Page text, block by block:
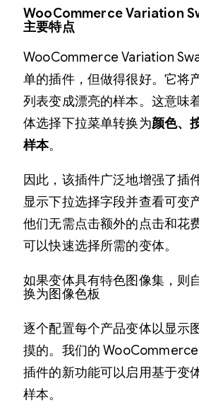
WooCommerce Variation
主要特点
WooCommerce Variation
单的插件，但做得很好。它将
列表变成漂亮的样本。这意味
体选择下拉菜单转换为颜色、
样本。
因此，该插件广泛地增强了插
显示下拉选择字段并查看可变
他们无需点击额外的点击和花
可以快速选择所需的变体。
如果变体具有特色图像集，则
换为图像色板
逐个配置每个产品变体以显示
摸的。我们的
插件的新功能可以启用基于变
样本。